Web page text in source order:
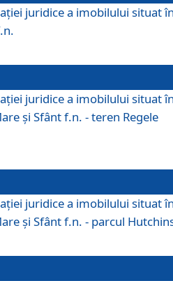
juridice a imobilului situat
juridice a imobilului situat
și Sfânt f.n. - teren Regele
juridice a imobilului situat
și Sfânt f.n. - parcul